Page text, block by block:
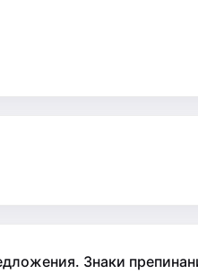
Знаки